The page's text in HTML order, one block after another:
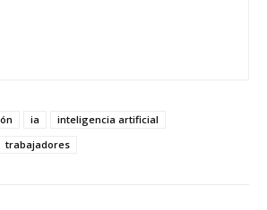
ia
inteligencia artificial
trabajadores